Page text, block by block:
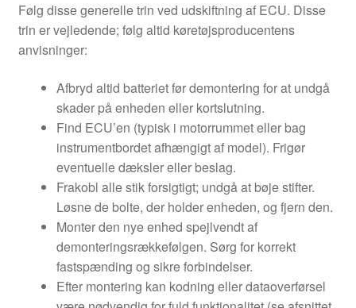
Følg disse generelle trin ved udskiftning af ECU. Disse
trin er vejledende; følg altid køretøjsproducentens
anvisninger:
Afbryd altid batteriet før demontering for at undgå
skader på enheden eller kortslutning.
Find ECU’en (typisk i motorrummet eller bag
instrumentbordet afhængigt af model). Frigør
eventuelle dæksler eller beslag.
Frakobl alle stik forsigtigt; undgå at bøje stifter.
Løsne de bolte, der holder enheden, og fjern den.
Monter den nye enhed spejlvendt af
demonteringsrækkefølgen. Sørg for korrekt
fastspænding og sikre forbindelser.
Efter montering kan kodning eller dataoverførsel